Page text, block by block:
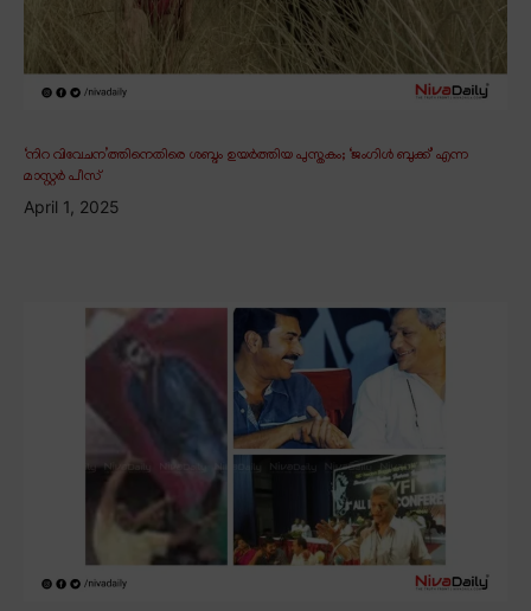
‘നിറ വിവേചന’ത്തിനെതിരെ ശബ്ദം ഉയർത്തിയ പുസ്തകം; ‘ജംഗിൾ ബുക്ക്’ എന്ന
മാസ്റ്റർ പീസ്
April 1, 2025